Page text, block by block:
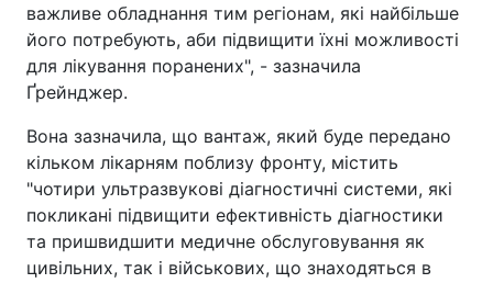
важливе обладнання тим регіонам, які найбільше
його потребують, аби підвищити їхні можливості
для лікування поранених", - зазначила
Ґрейнджер.
Вона зазначила, що вантаж, який буде передано
кільком лікарням поблизу фронту, містить
"чотири ультразвукові діагностичні системи, які
покликані підвищити ефективність діагностики
та пришвидшити медичне обслуговування як
цивільних, так і військових, що знаходяться в